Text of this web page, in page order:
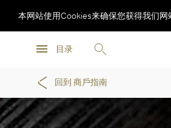
目录
本网站使用Cookies来确保您获得我们网
回到 商戶指南